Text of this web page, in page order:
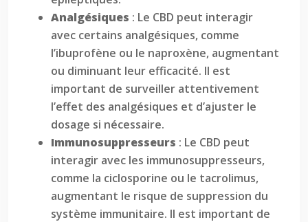
Analgésiques : Le CBD peut interagir
avec certains analgésiques, comme
l’ibuprofène ou le naproxène, augmentant
ou diminuant leur efficacité. Il est
important de surveiller attentivement
l’effet des analgésiques et d’ajuster le
dosage si nécessaire.
Immunosuppresseurs : Le CBD peut
interagir avec les immunosuppresseurs,
comme la ciclosporine ou le tacrolimus,
augmentant le risque de suppression du
système immunitaire. Il est important de